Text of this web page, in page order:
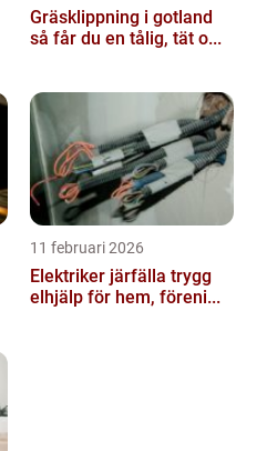
Gräsklippning i gotland
så får du en tålig, tät o...
11 februari 2026
Elektriker järfälla trygg
elhjälp för hem, föreni...